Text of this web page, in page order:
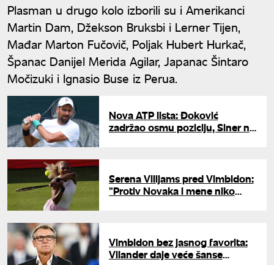
Plasman u drugo kolo izborili su i Amerikanci
Martin Dam, Džekson Bruksbi i Lerner Tijen,
Mađar Marton Fučovič, Poljak Hubert Hurkač,
Španac Danijel Merida Agilar, Japanac Šintaro
Močizuki i Ignasio Buse iz Perua.
Nova ATP lista: Đoković
zadržao osmu poziciju, Siner na
Serena Vilijams pred Vimbldon:
"Protiv Novaka i mene niko
Vimbldon bez jasnog favorita:
Vilander daje veće šanse